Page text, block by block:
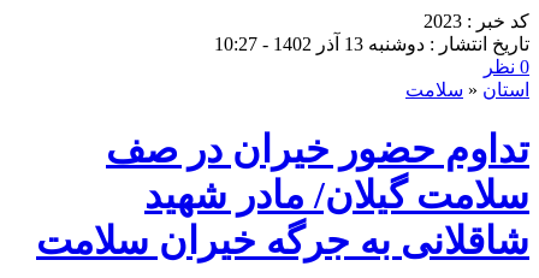
کد خبر : 2023
تاریخ انتشار : دوشنبه 13 آذر 1402 - 10:27
0 نظر
استان « سلامت
تداوم حضور خیران در صف
سلامت گیلان/ مادر شهید
شاقلانی به جرگه خیران سلامت